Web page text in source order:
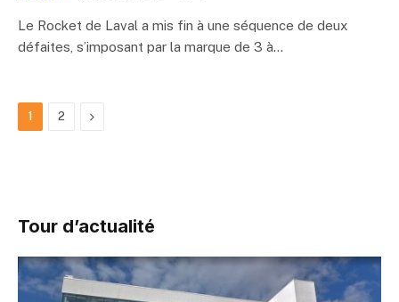
Le Rocket de Laval a mis fin à une séquence de deux
défaites, s’imposant par la marque de 3 à…
1 2 Suivant
Tour d’actualité